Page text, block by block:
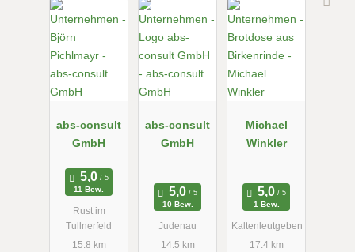
abs-consult
GmbH
11 Bew.
Rust im
Tullnerfeld
15.8 km
abs-consult
GmbH
10 Bew.
Judenau
14.5 km
Michael
Winkler
1 Bew.
Kaltenleutgeben
17.4 km